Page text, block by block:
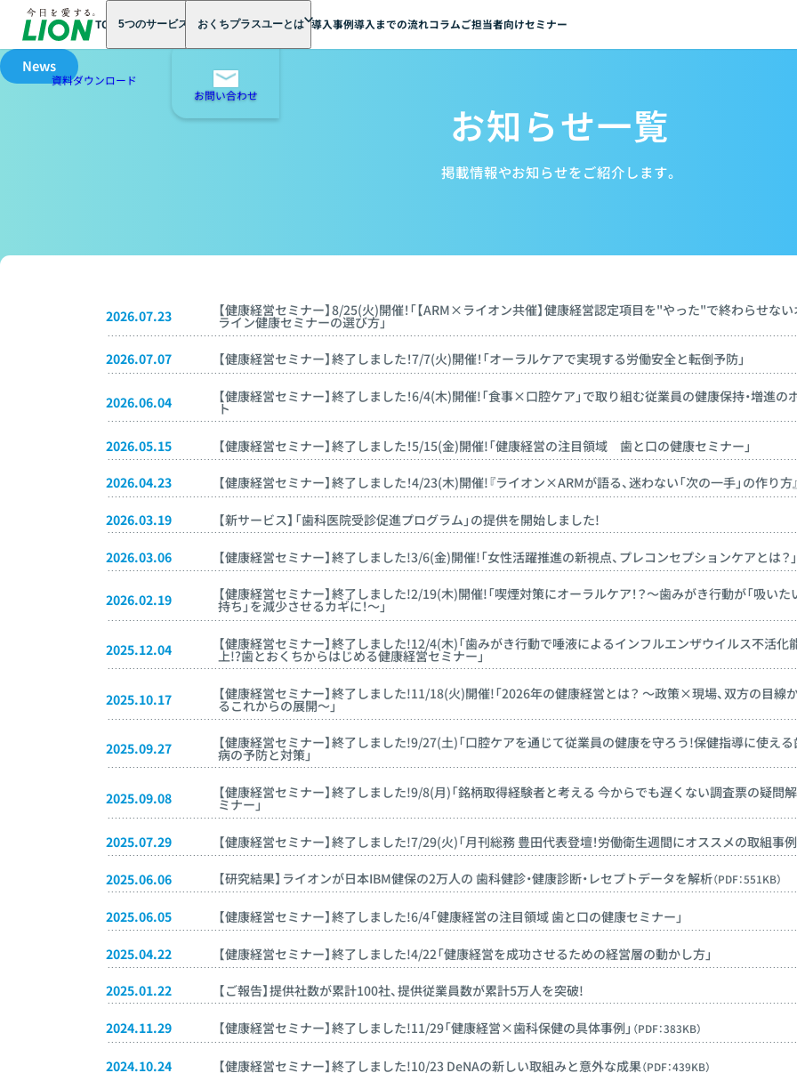
資料ダウンロード
お問い合わせ
TOP 5つのサービス おくちプラスユーとは 導入事例導入までの流れコラムご担当者向けセミナー
お知らせ一覧
News
お知らせ一覧
掲載情報やお知らせをご紹介します。
2026.07.23 【健康経営セミナー】8/25(火)開催！「【ARM×ライオン共催】健康経営認定項目を"やった"で終わらせな
ライン健康セミナーの選び方」
2026.07.07 【健康経営セミナー】終了しました！7/7(火)開催！「オーラルケアで実現する労働安全と転倒予防」
2026.06.04 【健康経営セミナー】終了しました！6/4(木)開催!「食事×口腔ケア」で取り組む従業員の健康保持・増進の
ト
2026.05.15 【健康経営セミナー】終了しました！5/15(金)開催!「健康経営の注目領域 歯と口の健康セミナー」
2026.04.23 【健康経営セミナー】終了しました！4/23(木)開催!『ライオン×ARMが語る、迷わない「次の一手」の作り方
2026.03.19 【新サービス】「歯科医院受診促進プログラム」の提供を開始しました!
2026.03.06 【健康経営セミナー】終了しました!3/6(金)開催!「女性活躍推進の新視点、プレコンセプションケアとは？
2026.02.19 【健康経営セミナー】終了しました!2/19(木)開催!「喫煙対策にオーラルケア！？～歯みがき行動が「吸いた
持ち」を減少させるカギに！～」
2025.12.04 【健康経営セミナー】終了しました!12/4(木)「歯みがき行動で唾液によるインフルエンザウイルス不活化
上!?歯とおくちからはじめる健康経営セミナー」
2025.10.17 【健康経営セミナー】終了しました!11/18(火)開催!「2026年の健康経営とは？ ～政策×現場、双方の目線
るこれからの展開～」
2025.09.27 【健康経営セミナー】終了しました!9/27(土)「口腔ケアを通じて従業員の健康を守ろう!保健指導に使え
病の予防と対策」
2025.09.08 【健康経営セミナー】終了しました!9/8(月)「銘柄取得経験者と考える 今からでも遅くない調査票の疑問
ミナー」
2025.07.29 【健康経営セミナー】終了しました!7/29(火)「月刊総務 豊田代表登壇！労働衛生週間にオススメの取組事例
2025.06.06 【研究結果】ライオンが日本IBM健保の2万人の 歯科健診・健康診断・レセプトデータを解析（PDF：551KB）
2025.06.05 【健康経営セミナー】終了しました!6/4「健康経営の注目領域 歯と口の健康セミナー」
2025.04.22 【健康経営セミナー】終了しました!4/22「健康経営を成功させるための経営層の動かし方」
2025.01.22 【ご報告】提供社数が累計100社、提供従業員数が累計5万人を突破!
2024.11.29 【健康経営セミナー】終了しました!11/29「健康経営×歯科保健の具体事例」 （PDF：383KB）
2024.10.24 【健康経営セミナー】終了しました!10/23 DeNAの新しい取組みと意外な成果（PDF：439KB）